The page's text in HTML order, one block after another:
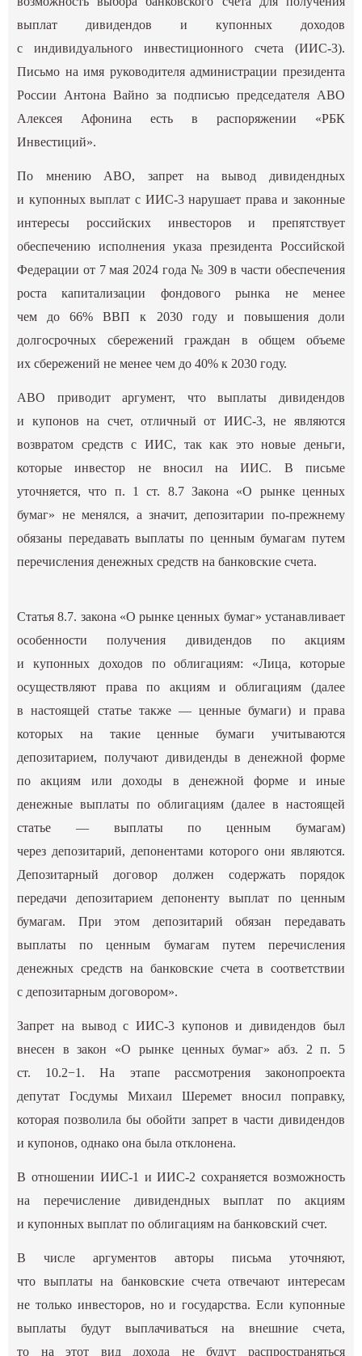
выплат дивидендов и купонных доходов
с индивидуального инвестиционного счета (ИИС-3).
Письмо на имя руководителя администрации президента
России Антона Вайно за подписью председателя АВО
Алексея Афонина есть в распоряжении «РБК
Инвестиций».
По мнению АВО, запрет на вывод дивидендных
и купонных выплат с ИИС-3 нарушает права и законные
интересы российских инвесторов и препятствует
обеспечению исполнения указа президента Российской
Федерации от 7 мая 2024 года № 309 в части обеспечения
роста капитализации фондового рынка не менее
чем до 66% ВВП к 2030 году и повышения доли
долгосрочных сбережений граждан в общем объеме
их сбережений не менее чем до 40% к 2030 году.
АВО приводит аргумент, что выплаты дивидендов
и купонов на счет, отличный от ИИС-3, не являются
возвратом средств с ИИС, так как это новые деньги,
которые инвестор не вносил на ИИС. В письме
уточняется, что п. 1 ст. 8.7 Закона «О рынке ценных
бумаг» не менялся, а значит, депозитарии по-прежнему
обязаны передавать выплаты по ценным бумагам путем
перечисления денежных средств на банковские счета.
Статья 8.7. закона «О рынке ценных бумаг» устанавливает
особенности получения дивидендов по акциям
и купонных доходов по облигациям: «Лица, которые
осуществляют права по акциям и облигациям (далее
в настоящей статье также — ценные бумаги) и права
которых на такие ценные бумаги учитываются
депозитарием, получают дивиденды в денежной форме
по акциям или доходы в денежной форме и иные
денежные выплаты по облигациям (далее в настоящей
статье — выплаты по ценным бумагам)
через депозитарий, депонентами которого они являются.
Депозитарный договор должен содержать порядок
передачи депозитарием депоненту выплат по ценным
бумагам. При этом депозитарий обязан передавать
выплаты по ценным бумагам путем перечисления
денежных средств на банковские счета в соответствии
с депозитарным договором».
Запрет на вывод с ИИС-3 купонов и дивидендов был
внесен в закон «О рынке ценных бумаг» абз. 2 п. 5
ст. 10.2−1. На этапе рассмотрения законопроекта
депутат Госдумы Михаил Шеремет вносил поправку,
которая позволила бы обойти запрет в части дивидендов
и купонов, однако она была отклонена.
В отношении ИИС-1 и ИИС-2 сохраняется возможность
на перечисление дивидендных выплат по акциям
и купонных выплат по облигациям на банковский счет.
В числе аргументов авторы письма уточняют,
что выплаты на банковские счета отвечают интересам
не только инвесторов, но и государства. Если купонные
выплаты будут выплачиваться на внешние счета,
то на этот вид дохода не будут распространяться